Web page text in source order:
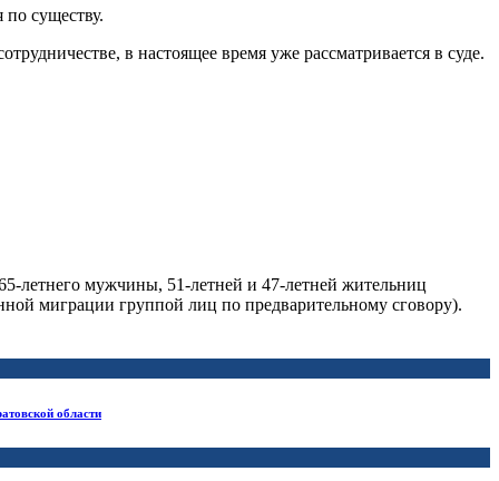
существу.
в настоящее время уже рассматривается в суде.
летнего мужчины, 51-летней и 47-летней жительниц
миграции группой лиц по предварительному сговору).
области